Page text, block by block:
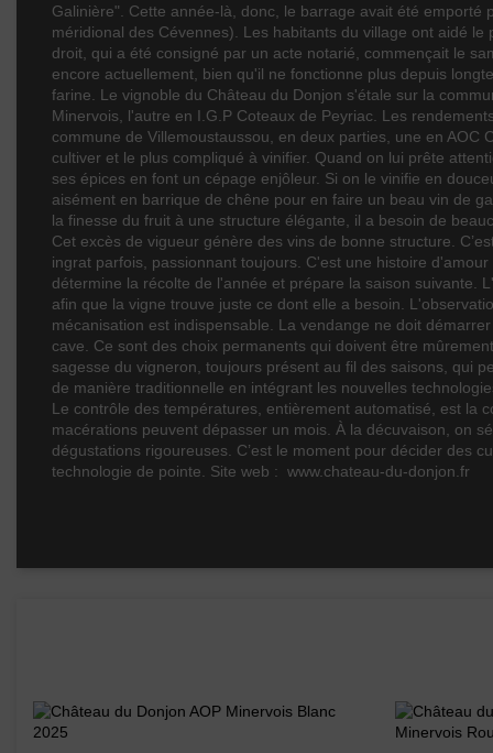
Millésime
Volume
Rayons
Galinière". Cette année-là, donc, le barrage avait été
méridional des Cévennes). Les habitants du village ont aidé
droit, qui a été consigné par un acte notarié, commençait le
encore actuellement, bien qu'il ne fonctionne plus depuis
farine. Le vignoble du Château du Donjon s'étale sur la
Minervois, l'autre en I.G.P Coteaux de Peyriac. Les
commune de Villemoustaussou, en deux parties, une en
cultiver et le plus compliqué à vinifier. Quand on lui prête
ses épices en font un cépage enjôleur. Si on le vinifie en
aisément en barrique de chêne pour en faire un beau vin de
la finesse du fruit à une structure élégante, il a besoin de
Cet excès de vigueur génère des vins de bonne structure.
ingrat parfois, passionnant toujours. C'est une histoire
détermine la récolte de l'année et prépare la saison suivante.
afin que la vigne trouve juste ce dont elle a besoin.
mécanisation est indispensable. La vendange ne doit
cave. Ce sont des choix permanents qui doivent être
sagesse du vigneron, toujours présent au fil des saisons, qui
de manière traditionnelle en intégrant les nouvelles
Le contrôle des températures, entièrement automatisé, est la
macérations peuvent dépasser un mois. À la décuvaison, on
dégustations rigoureuses. C’est le moment pour décider des
technologie de pointe. Site web : www.chateau-du-donjon.fr